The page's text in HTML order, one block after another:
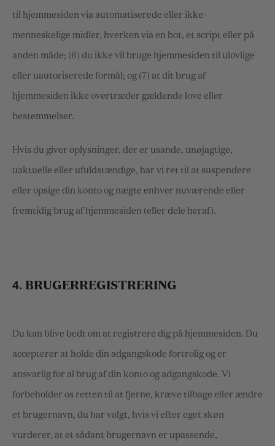
til hjemmesiden via automatiserede eller ikke-
menneskelige midler, hverken via en bot, et script eller på
anden måde; (6 ) du ikke vil bruge hjemmesiden til ulovlige
eller uautoriserede formål; og (7 ) at dit brug af
hjemmesiden ikke overtræder gældende love eller
bestemmelser.
Hvis du giver oplysninger, der er usande, unøjagtige,
uaktuelle eller ufuldstændige, har vi ret til at suspendere
eller opsige din konto og nægte enhver nuværende eller
fremtidig brug af hjemmesiden (eller dele heraf).
4. BRUGERREGISTRERING
Du kan blive bedt om at registrere dig på hjemmesiden. Du
accepterer at holde din adgangskode fortrolig og er
ansvarlig for al brug af din konto og adgangskode. Vi
forbeholder os retten til at fjerne, kræve tilbage eller ændre
et brugernavn, du har valgt, hvis vi efter eget skøn
vurderer, at et sådant brugernavn er upassende,